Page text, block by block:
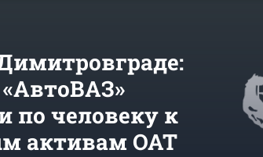
по человеку к
активам ОАТ